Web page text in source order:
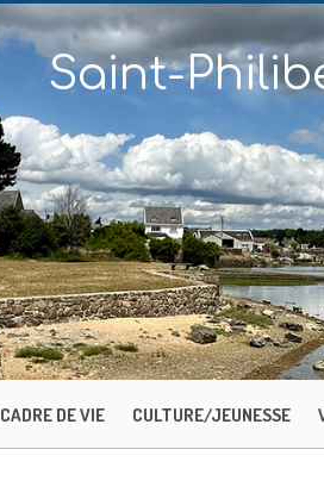
Saint-
CADRE DE VIE CULTURE/JEUNESSE